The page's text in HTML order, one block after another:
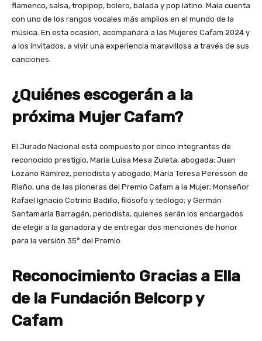
flamenco, salsa, tropipop, bolero, balada y pop latino. Maía cuenta
con uno de los rangos vocales más amplios en el mundo de la
música. En esta ocasión, acompañará a las Mujeres Cafam 2024 y
a los invitados, a vivir una experiencia maravillosa a través de sus
canciones.
¿Quiénes escogerán a la
próxima Mujer Cafam?
El Jurado Nacional está compuesto por cinco integrantes de
reconocido prestigio, María Luisa Mesa Zuleta, abogada; Juan
Lozano Ramírez, periodista y abogado; María Teresa Peresson de
Riaño, una de las pioneras del Premio Cafam a la Mujer; Monseñor
Rafael Ignacio Cotrino Badillo, filósofo y teólogo; y Germán
Santamaría Barragán, periodista, quienes serán los encargados
de elegir a la ganadora y de entregar dos menciones de honor
para la versión 35° del Premio.
Reconocimiento Gracias a Ella
de la Fundación Belcorp y
Cafam